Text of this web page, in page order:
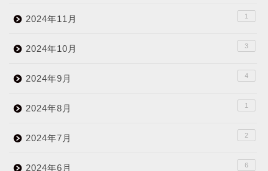
2024年11月 1
2024年10月 3
2024年9月 4
2024年8月 1
2024年7月 2
2024年6月 6